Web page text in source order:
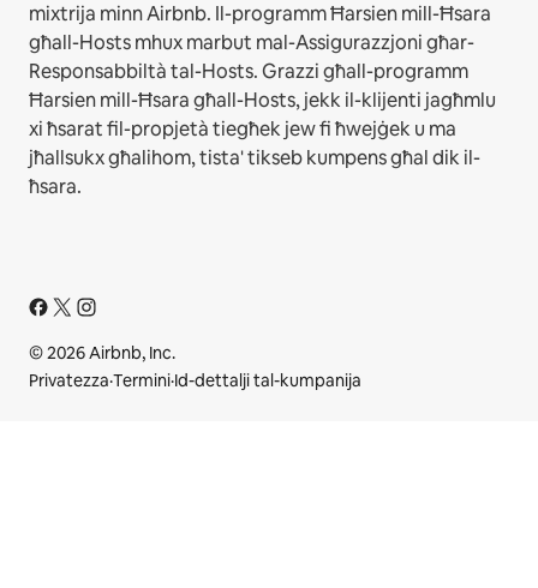
mixtrija minn Airbnb. Il-programm Ħarsien mill-Ħsara
għall-Hosts mhux marbut mal-Assigurazzjoni għar-
Responsabbiltà tal-Hosts. Grazzi għall-programm
Ħarsien mill-Ħsara għall-Hosts, jekk il-klijenti jagħmlu
xi ħsarat fil-propjetà tiegħek jew fi ħwejġek u ma
jħallsukx għalihom, tista' tikseb kumpens għal dik il-
ħsara.
© 2026 Airbnb, Inc.
Privatezza·Termini·Id-dettalji tal-kumpanija